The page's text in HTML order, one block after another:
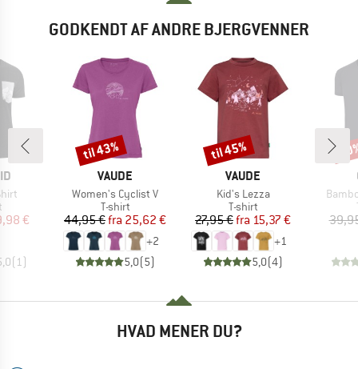
GODKENDT AF ANDRE BJERGVENNER
pris
€
(1)
MÆRKE
VAUDE
Artikel
Women's Cyclist V
Produktgruppe
T-shirt
Pris
44,95 € Nedsat pris
fra 25,62 €
+2
5,0(5)
Rabat
til 43%
MÆRKE
VAUDE
Artikel
Kid's Lezza
Produktgruppe
T-shirt
Pris
27,95 € Nedsat pris
fra 15,37 €
+1
5,0(4)
Rabat
til 45%
Artikel
HVAD MENER DU?